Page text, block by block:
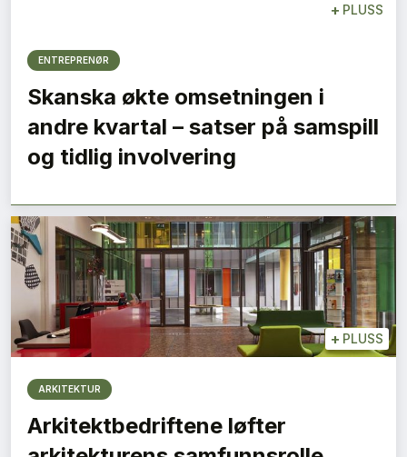
+ PLUSS
ENTREPRENØR
Skanska økte omsetningen i
andre kvartal – satser på samspill
og tidlig involvering
+ PLUSS
ARKITEKTUR
Arkitektbedriftene løfter